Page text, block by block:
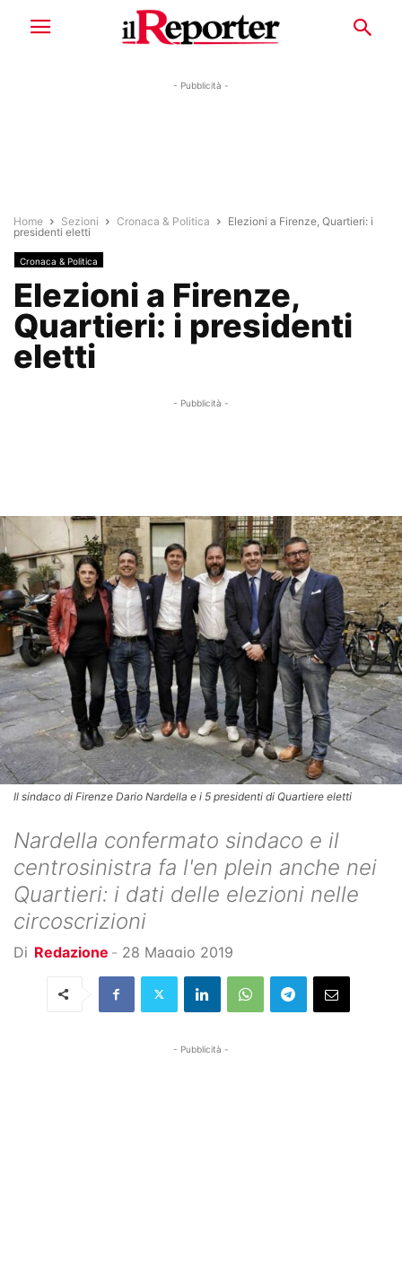
- Pubblicità -
Home Sezioni Cronaca & Politica
Elezioni a Firenze, Quartieri: i
presidenti eletti
Cronaca & Politica
Elezioni a Firenze,
Quartieri: i presidenti
eletti
- Pubblicità -
Il sindaco di Firenze Dario Nardella e i 5 presidenti di Quartiere eletti
Nardella confermato sindaco e il
centrosinistra fa l'en plein anche nei
Quartieri: i dati delle elezioni nelle
circoscrizioni
Di Redazione - 28 Maggio 2019
- Pubblicità -